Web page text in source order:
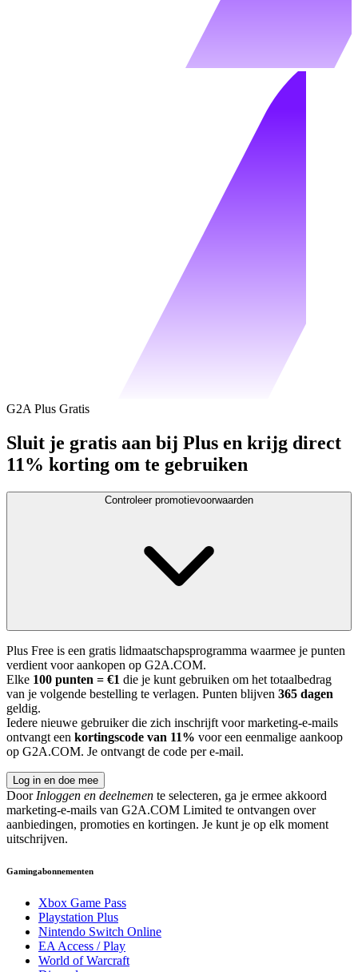
G2A Plus Gratis
Sluit je gratis aan bij Plus en krijg direct
11% korting om te gebruiken
Controleer promotievoorwaarden
Plus Free is een gratis lidmaatschapsprogramma waarmee je punten
verdient voor aankopen op G2A.COM.
Elke 100 punten = €1 die je kunt gebruiken om het totaalbedrag
van je volgende bestelling te verlagen. Punten blijven 365 dagen
geldig.
Iedere nieuwe gebruiker die zich inschrijft voor marketing-e-mails
ontvangt een kortingscode van 11% voor een eenmalige aankoop
op G2A.COM. Je ontvangt de code per e-mail.
Log in en doe mee
Door Inloggen en deelnemen te selecteren, ga je ermee akkoord
marketing-e-mails van G2A.COM Limited te ontvangen over
aanbiedingen, promoties en kortingen. Je kunt je op elk moment
uitschrijven.
Gamingabonnementen
Xbox Game Pass
Playstation Plus
Nintendo Switch Online
EA Access / Play
World of Warcraft